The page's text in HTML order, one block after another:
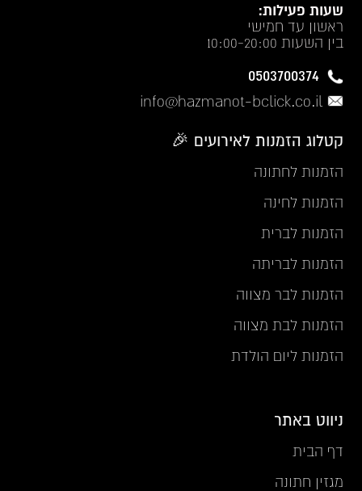
שעות פעילות:
ראשון עד חמישי
בין השעות 10:00-20:00
0503700374
info@hazmanot-bclick.co.il
קטלוג הזמנות לאירועים 🎉
הזמנות לחתונה
הזמנות לחינה
הזמנות לברית
הזמנות לבריתה
הזמנות לבר מצווה
הזמנות לבת מצווה
הזמנות ליום הולדת
ניווט באתר
דף הבית
מגזין חתונה